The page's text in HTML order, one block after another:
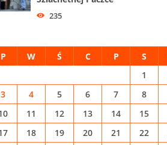
235
P W Ś C P S
1
3
4 5 6 7 8
11 12 13 14 15
18 19 20 21 22